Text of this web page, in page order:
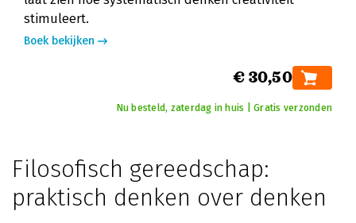
stimuleert.
Boek bekijken
€ 30,50
Nu besteld, zaterdag in huis | Gratis verzonden
Filosofisch gereedschap:
praktisch denken over denken